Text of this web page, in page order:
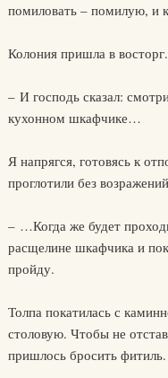
помиловать – помилую, и
Колония пришла в
– И господь сказал:
кухонном шкафчике…
Я напрягся, готовясь к
проглотили без
– …Когда же будет
расщелине шкафчика и
пройду.
Толпа покатилась с
столовую. Чтобы не
пришлось бросить фитиль.